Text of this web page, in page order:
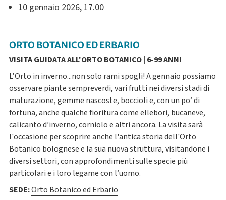
10 gennaio 2026, 17.00
ORTO BOTANICO ED ERBARIO
VISITA GUIDATA ALL'ORTO BOTANICO | 6-99 ANNI
L’Orto in inverno...non solo rami spogli! A gennaio possiamo
osservare piante sempreverdi, vari frutti nei diversi stadi di
maturazione, gemme nascoste, boccioli e, con un po’ di
fortuna, anche qualche fioritura come ellebori, bucaneve,
calicanto d’inverno, corniolo e altri ancora. La visita sarà
l'occasione per scoprire anche l'antica storia dell'Orto
Botanico bolognese e la sua nuova struttura, visitandone i
diversi settori, con approfondimenti sulle specie più
particolari e i loro legame con l’uomo.
SEDE:Orto Botanico ed Erbario